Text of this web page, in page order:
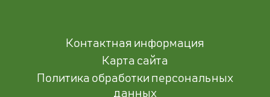
Контактная информация
Карта сайта
Политика обработки персональных
данных